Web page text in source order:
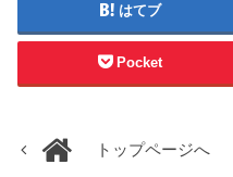
はてブ
Pocket
トップページへ